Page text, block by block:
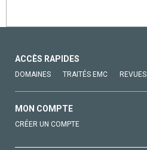
ACCÈS RAPIDES
DOMAINES TRAITÉS EMC REVUES
MON COMPTE
CRÉER UN COMPTE